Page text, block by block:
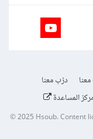
درّب معنا
المساعدة
© 2025Hsoub.Content